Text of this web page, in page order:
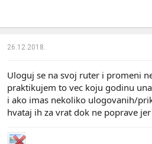
II 360
XT
26.12.2018.
Uloguj se na svoj ruter i promeni
praktikujem to vec koju godinu
i ako imas nekoliko ulogovanih/
hvataj ih za vrat dok ne poprave